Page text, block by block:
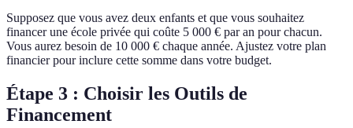
Supposez que vous avez deux enfants et que vous souhaitez
financer une école privée qui coûte 5 000 € par an pour chacun.
Vous aurez besoin de 10 000 € chaque année. Ajustez votre plan
financier pour inclure cette somme dans votre budget.
Étape 3 : Choisir les Outils de
Financement